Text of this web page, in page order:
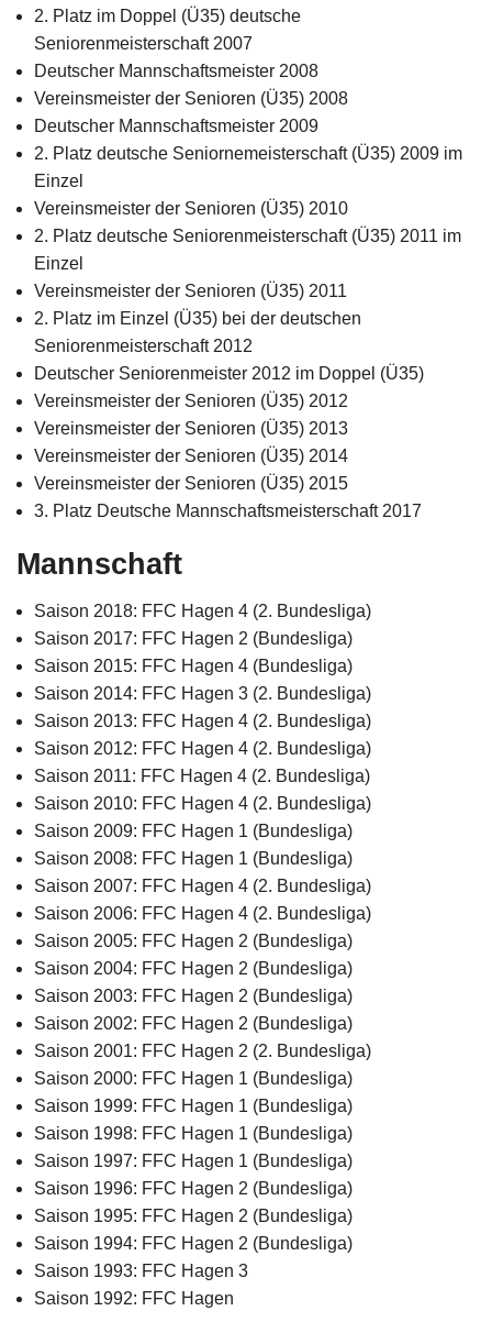
2. Platz im Doppel (Ü35) deutsche
Seniorenmeisterschaft 2007
Deutscher Mannschaftsmeister 2008
Vereinsmeister der Senioren (Ü35) 2008
Deutscher Mannschaftsmeister 2009
2. Platz deutsche Seniornemeisterschaft (Ü35) 2009 im
Einzel
Vereinsmeister der Senioren (Ü35) 2010
2. Platz deutsche Seniorenmeisterschaft (Ü35) 2011 im
Einzel
Vereinsmeister der Senioren (Ü35) 2011
2. Platz im Einzel (Ü35) bei der deutschen
Seniorenmeisterschaft 2012
Deutscher Seniorenmeister 2012 im Doppel (Ü35)
Vereinsmeister der Senioren (Ü35) 2012
Vereinsmeister der Senioren (Ü35) 2013
Vereinsmeister der Senioren (Ü35) 2014
Vereinsmeister der Senioren (Ü35) 2015
3. Platz Deutsche Mannschaftsmeisterschaft 2017
Mannschaft
Saison 2018: FFC Hagen 4 (2. Bundesliga)
Saison 2017: FFC Hagen 2 (Bundesliga)
Saison 2015: FFC Hagen 4 (Bundesliga)
Saison 2014: FFC Hagen 3 (2. Bundesliga)
Saison 2013: FFC Hagen 4 (2. Bundesliga)
Saison 2012: FFC Hagen 4 (2. Bundesliga)
Saison 2011: FFC Hagen 4 (2. Bundesliga)
Saison 2010: FFC Hagen 4 (2. Bundesliga)
Saison 2009: FFC Hagen 1 (Bundesliga)
Saison 2008: FFC Hagen 1 (Bundesliga)
Saison 2007: FFC Hagen 4 (2. Bundesliga)
Saison 2006: FFC Hagen 4 (2. Bundesliga)
Saison 2005: FFC Hagen 2 (Bundesliga)
Saison 2004: FFC Hagen 2 (Bundesliga)
Saison 2003: FFC Hagen 2 (Bundesliga)
Saison 2002: FFC Hagen 2 (Bundesliga)
Saison 2001: FFC Hagen 2 (2. Bundesliga)
Saison 2000: FFC Hagen 1 (Bundesliga)
Saison 1999: FFC Hagen 1 (Bundesliga)
Saison 1998: FFC Hagen 1 (Bundesliga)
Saison 1997: FFC Hagen 1 (Bundesliga)
Saison 1996: FFC Hagen 2 (Bundesliga)
Saison 1995: FFC Hagen 2 (Bundesliga)
Saison 1994: FFC Hagen 2 (Bundesliga)
Saison 1993: FFC Hagen 3
Saison 1992: FFC Hagen